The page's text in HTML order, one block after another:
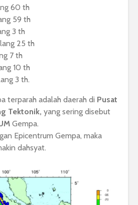
60 th
59 th
3 th
25 th
7 th
10 th
3 th.
terparah adalah daerah di Pusat
Tektonik, yang sering disebut
Gempa.
Epicentrum Gempa, maka
dahsyat.